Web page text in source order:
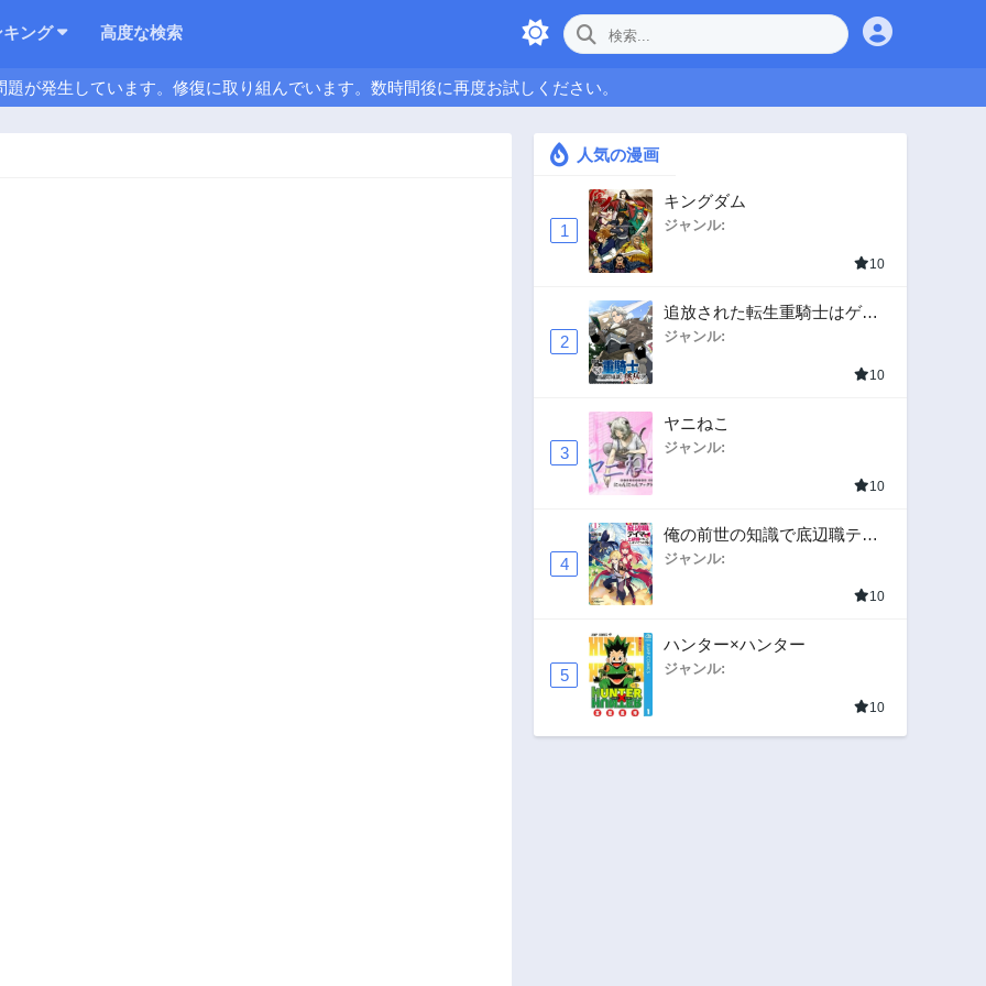
ング 高度な検索
が発生しています。修復に取り組んでいます。数時間後に再度お試しください。
人気の漫画
1
キングダム
ジャンル:
10
2
追放された転生重騎士はゲー
ム知識で無双する
ジャンル:
10
3
ヤニねこ
ジャンル:
10
4
俺の前世の知識で底辺職テイ
マーが上級職になってしまい
ジャンル:
10
5
ハンター×ハンター
ジャンル:
10